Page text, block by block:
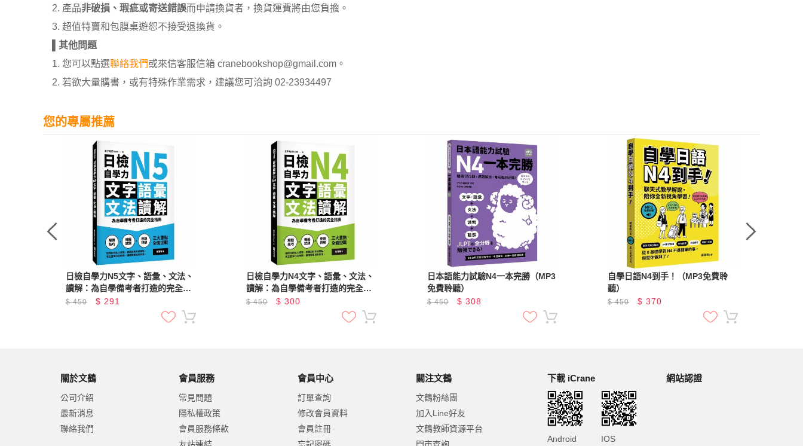
2. 產品非破損、瑕疵或寄送錯誤而申請換貨者，換貨運費將由您負擔。
3. 超值特賣和包膜桌遊恕不接受退換貨。
其他問題
1. 您可以點選聯絡我們或來信客服信箱 cranebookshop@gmail.com。
2. 若欲大量購書，或有特殊作業需求，建議您可洽詢 02-23934497
您的專屬推薦
日檢自學力N5文字、語彙、文法、
讀解：為自學備考者打造的完全指
南
$450 $ 291
日檢自學力N4文字、語彙、文法、
讀解：為自學備考者打造的完全指
南
$450 $300
日本語能力試驗N4一本完勝（MP3
免費聆聽）
$450 $ 308
自學日語N4到手！（MP3免費聆
聽）
$450 $370
關於文鶴
公司介紹
最新消息
聯絡我們
會員服務
常見問題
隱私權政策
會員服務條款
會員中心
訂單查詢
修改會員資料
會員註冊
關注文鶴
文鶴粉絲團
加入Line好友
文鶴教師資源平台
下載 iCrane
Android IOS
網站認證